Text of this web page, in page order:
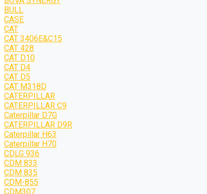
BULL
CASE
CAT
CAT 3406E&C15
CAT 428
CAT D10
CAT D4
CAT D5
CAT M318D
CATERPILLAR
CATERPILLAR C9
Caterpillar D7G
CATERPILLAR D9R
Caterpillar H63
Caterpillar H70
CDLG 936
CDM 833
CDM 835
CDM-855
CDM307